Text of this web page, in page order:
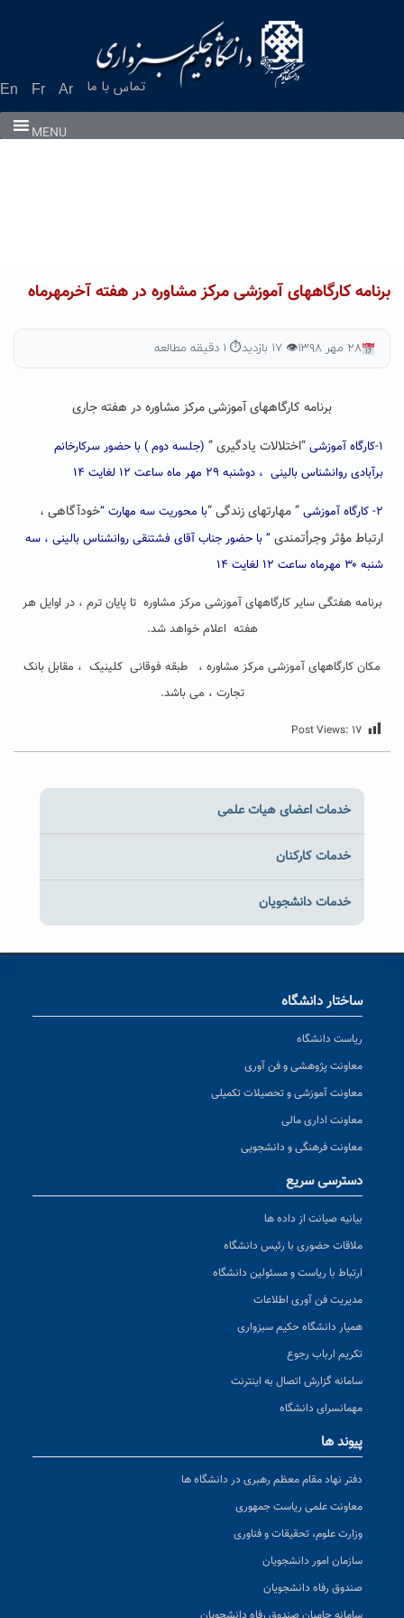
En Fr Ar تماس با ما
MENU
برنامه کارگاههای آموزشی مرکز مشاوره در هفته آخرمهرماه
۲۸ مهر ۱۳۹۸ 👁 ۱۷ بازدید ⏱ ۱ دقیقه مطالعه
برنامه کارگاههای آموزشی مرکز مشاوره در هفته جاری
۱-کارگاه آموزشی “اختلالات یادگیری ” (جلسه دوم ) با حضور سرکارخانم
برآبادی روانشناس بالینی ، دوشنبه ۲۹ مهر ماه ساعت ۱۲ لغایت ۱۴
۲- کارگاه آموزشی ” مهارتهای زندگی “با محوریت سه مهارت “خودآگاهی ،
ارتباط مؤثر وجرأتمندی ” با حضور جناب آقای فشتنقی روانشناس بالینی ، سه
شنبه ۳۰ مهرماه ساعت ۱۲ لغایت ۱۴
برنامه هفتگی سایر کارگاههای آموزشی مرکز مشاوره تا پایان ترم ، در اوایل هر
هفته اعلام خواهد شد.
مکان کارگاههای آموزشی مرکز مشاوره ، طبقه فوقانی کلینیک ، مقابل بانک
تجارت ، می باشد.
Post Views: ۱۷
خدمات اعضای هیات علمی
خدمات کارکنان
خدمات دانشجویان
ساختار دانشگاه
ریاست دانشگاه
معاونت پژوهشی و فن آوری
معاونت آموزشی و تحصیلات تکمیلی
معاونت اداری مالی
معاونت فرهنگی و دانشجویی
دسترسی سریع
بیانیه صیانت از داده ها
ملاقات حضوری با رئیس دانشگاه
ارتباط با ریاست و مسئولین دانشگاه
مدیریت فن آوری اطلاعات
همیار دانشگاه حکیم سبزواری
تکریم ارباب رجوع
سامانه گزارش اتصال به اینترنت
مهمانسرای دانشگاه
پیوند ها
دفتر نهاد مقام معظم رهبری در دانشگاه ها
معاونت علمی ریاست جمهوری
وزارت علوم، تحقیقات و فناوری
سازمان امور دانشجویان
صندوق رفاه دانشجویان